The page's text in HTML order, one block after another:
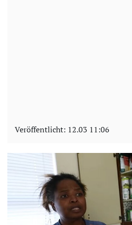
Veröffentlicht: 12.03 11:06